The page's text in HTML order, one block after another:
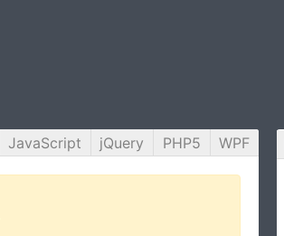
JavaScript jQuery PHP5 WPF